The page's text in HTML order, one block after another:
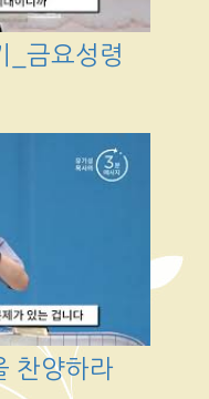
_금요성령
찬양하라